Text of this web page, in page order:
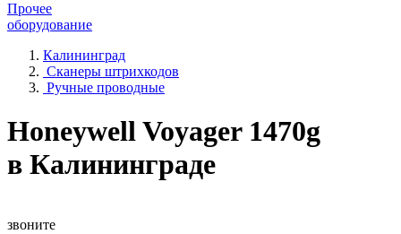
Прочее
оборудование
Калининград
Сканеры штрихкодов
Ручные проводные
Honeywell Voyager 1470g
в Калининграде
звоните